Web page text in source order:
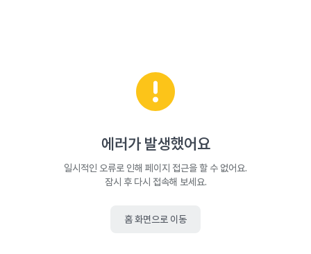
에러가 발생했어요
일시적인 오류로 인해 페이지 접근을 할 수 없어요.
잠시 후 다시 접속해 보세요.
홈 화면으로 이동